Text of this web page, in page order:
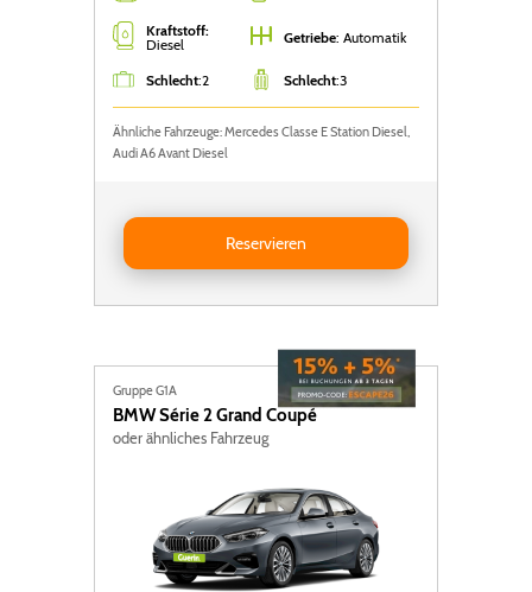
Kraftstoff:
Diesel
Getriebe: Automatik
Schlecht:2 Schlecht:3
Ähnliche Fahrzeuge: Mercedes Classe E Station Diesel,
Audi A6 Avant Diesel
Reservieren
Reservieren Mercedes Classe E Station
Gruppe G1A
BMWSérie 2 Grand Coupé
oder ähnliches Fahrzeug